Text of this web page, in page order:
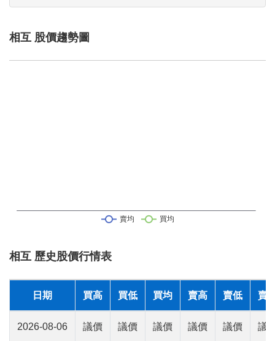
相互 股價趨勢圖
相互 歷史股價行情表
日期 買高 買低 買均 賣高 賣低 賣
2026-08-06 議價 議價 議價 議價 議價 議